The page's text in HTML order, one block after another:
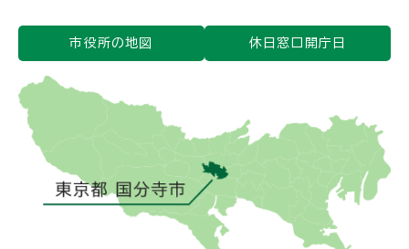
市役所の地図 休日窓口開庁日